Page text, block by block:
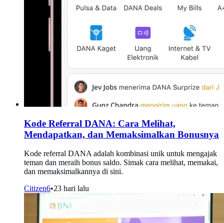
Kode Referral DANA: Cara Melihat,
Mendapatkan, dan Memaksimalkan Bonusnya
Kode referral DANA adalah kombinasi unik untuk mengajak
teman dan meraih bonus saldo. Simak cara melihat, memakai,
dan memaksimalkannya di sini.
Citizen6•23 hari lalu